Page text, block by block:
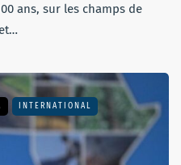
ans, sur les champs de
INTERNATIONAL